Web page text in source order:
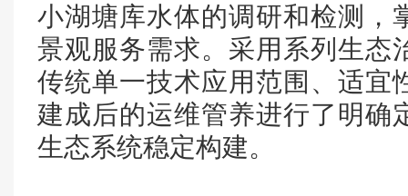
小湖塘库水体的调研和检测，
景观服务需求。采用系列生态
传统单一技术应用范围、适宜
建成后的运维管养进行了明确
生态系统稳定构建。